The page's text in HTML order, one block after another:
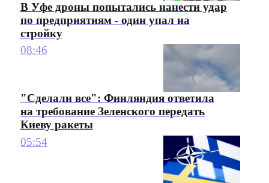
В Уфе дроны попытались нанести удар
по предприятиям - один упал на
стройку
08:46
"Сделали все": Финляндия ответила
на требование Зеленского передать
Киеву ракеты
05:54